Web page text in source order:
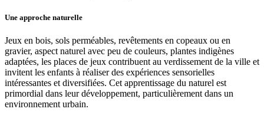
Une approche naturelle
Jeux en bois, sols perméables, revêtements en copeaux ou en
gravier, aspect naturel avec peu de couleurs, plantes indigènes
adaptées, les places de jeux contribuent au verdissement de la ville et
invitent les enfants à réaliser des expériences sensorielles
intéressantes et diversifiées. Cet apprentissage du naturel est
primordial dans leur développement, particulièrement dans un
environnement urbain.